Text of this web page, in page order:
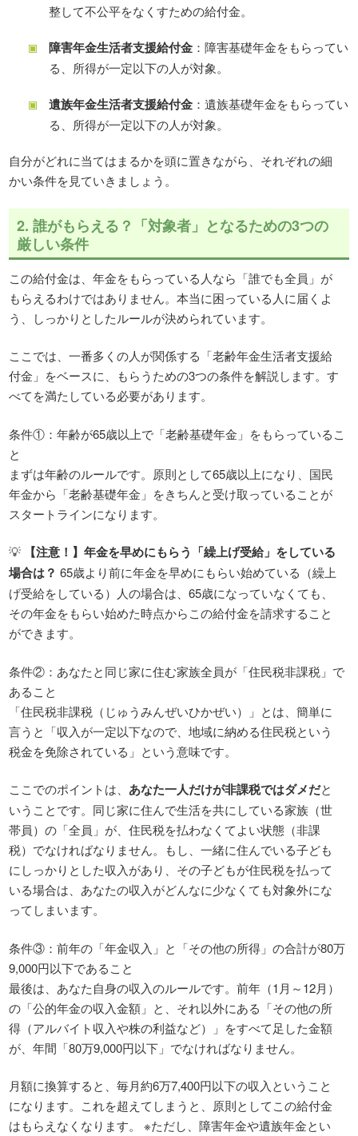
整して不公平をなくすための給付金。
障害年金生活者支援給付金 ：障害基礎年金をもらってい
る、所得が一定以下の人が対象。
遺族年金生活者支援給付金 ：遺族基礎年金をもらってい
る、所得が一定以下の人が対象。
自分がどれに当てはまるかを頭に置きながら、それぞれの細
かい条件を見ていきましょう。
2. 誰がもらえる？「対象者」となるための3つの
厳しい条件
この給付金は、年金をもらっている人なら「誰でも全員」が
もらえるわけではありません。本当に困っている人に届くよ
う、しっかりとしたルールが決められています。
ここでは、一番多くの人が関係する「老齢年金生活者支援給
付金」をベースに、もらうための3つの条件を解説します。す
べてを満たしている必要があります。
条件①：年齢が65歳以上で「老齢基礎年金」をもらっているこ
と
まずは年齢のルールです。原則として65歳以上になり、国民
年金から「老齢基礎年金」をきちんと受け取っていることが
スタートラインになります。
💡
【注意！】年金を早めにもらう「繰上げ受給」をしている
場合は？ 65歳より前に年金を早めにもらい始めている（繰上
げ受給をしている）人の場合は、65歳になっていなくても、
その年金をもらい始めた時点からこの給付金を請求すること
ができます。
条件②：あなたと同じ家に住む家族全員が「住民税非課税」で
あること
「住民税非課税（じゅうみんぜいひかぜい）」とは、簡単に
言うと「収入が一定以下なので、地域に納める住民税という
税金を免除されている」という意味です。
ここでのポイントは、あなた一人だけが非課税ではダメだと
いうことです。同じ家に住んで生活を共にしている家族（世
帯員）の「全員」が、住民税を払わなくてよい状態（非課
税）でなければなりません。もし、一緒に住んでいる子ども
にしっかりとした収入があり、その子どもが住民税を払って
いる場合は、あなたの収入がどんなに少なくても対象外にな
ってしまいます。
条件③：前年の「年金収入」と「その他の所得」の合計が80万
9,000円以下であること
最後は、あなた自身の収入のルールです。前年（1月～12月）
の「公的年金の収入金額」と、それ以外にある「その他の所
得（アルバイト収入や株の利益など）」をすべて足した金額
が、年間「80万9,000円以下」でなければなりません。
月額に換算すると、毎月約6万7,400円以下の収入ということ
になります。これを超えてしまうと、原則としてこの給付金
はもらえなくなります。 ※ただし、障害年金や遺族年金とい